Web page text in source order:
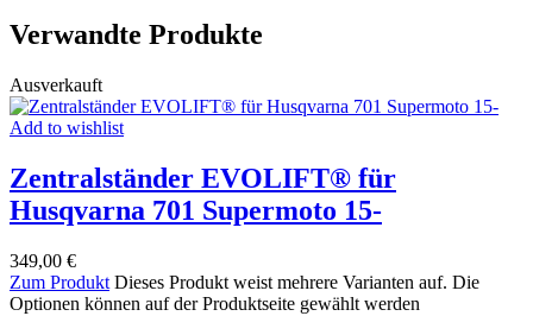
Verwandte Produkte
Ausverkauft
Add to wishlist
Zentralständer EVOLIFT® für
Husqvarna 701 Supermoto 15-
349,00 €
Zum Produkt Dieses Produkt weist mehrere Varianten auf. Die
Optionen können auf der Produktseite gewählt werden